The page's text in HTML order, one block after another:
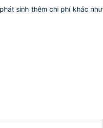
sinh thêm chi phí khác như